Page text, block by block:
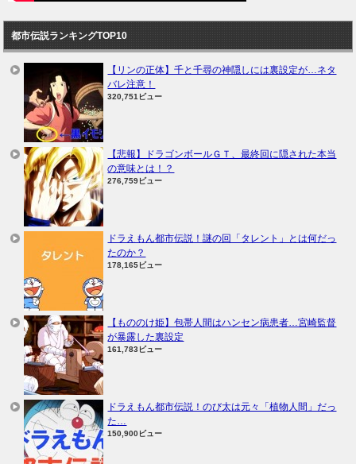
都市伝説ランキングTOP10
【リンの正体】千と千尋の神隠しには裏設定が…ネタ
バレ注意！
320,751ビュー
【悲報】ドラゴンボールＧＴ、最終回に隠された本当
の意味とは！？
276,759ビュー
ドラえもん都市伝説！謎の回「タレント」とは何だっ
たのか？
178,165ビュー
【もののけ姫】包帯人間はハンセン病患者…宮崎監督
が暴露した裏設定
161,783ビュー
ドラえもん都市伝説！のび太は元々「植物人間」だっ
た…
150,900ビュー